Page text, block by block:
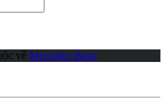
về Mercedes Benz